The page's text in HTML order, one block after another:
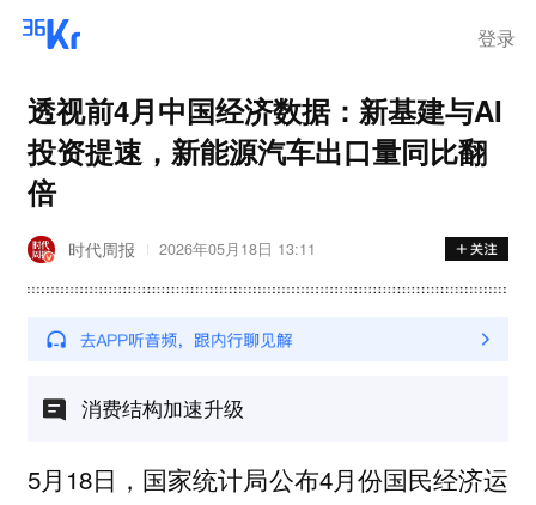
登录
透视前4月中国经济数据：新基建与AI
投资提速，新能源汽车出口量同比翻
倍
时代周报 2026年05月18日 13:11
消费结构加速升级
5月18日，国家统计局公布4月份国民经济运